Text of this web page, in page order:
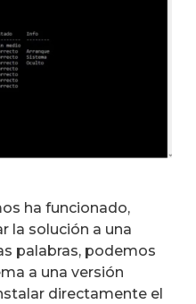
ha funcionado,
la solución a una
palabras, podemos
a una versión
directamente el